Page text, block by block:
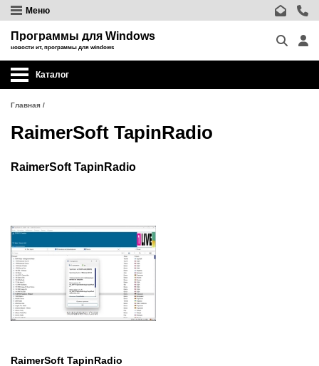
Меню
Программы для Windows
новости ит, программы для windows
Каталог
Главная /
RaimerSoft TapinRadio
RaimerSoft TapinRadio
RaimerSoft TapinRadio